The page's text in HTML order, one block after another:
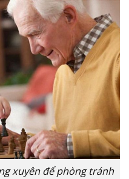
xuyên để phòng tránh